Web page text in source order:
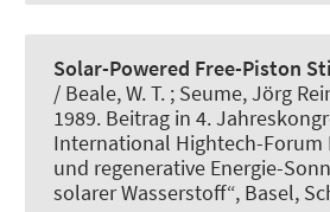
Solar-Powered Free-Piston
/ Beale, W. T. ; Seume, Jörg
1989. Beitrag in 4.
International Hightech-Forum
und regenerative Energie-
solarer Wasserstoff“, Basel,